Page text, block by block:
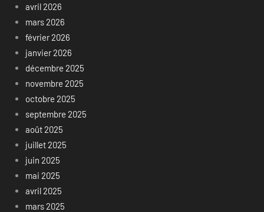
avril 2026
mars 2026
février 2026
janvier 2026
décembre 2025
novembre 2025
octobre 2025
septembre 2025
août 2025
juillet 2025
juin 2025
mai 2025
avril 2025
mars 2025